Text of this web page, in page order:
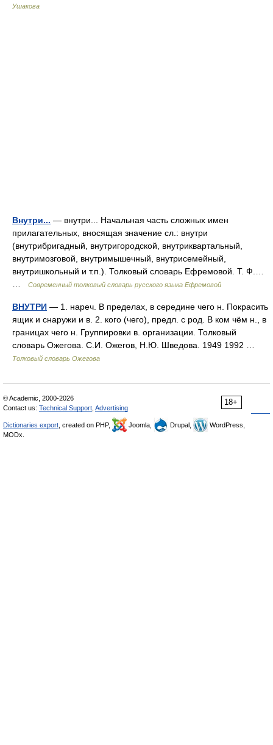
Ушакова
Внутри... — внутри... Начальная часть сложных имен
прилагательных, вносящая значение сл.: внутри
(внутрибригадный, внутригородской, внутриквартальный,
внутримозговой, внутримышечный, внутрисемейный,
внутришкольный и т.п.). Толковый словарь Ефремовой. Т. Ф.…
Современный толковый словарь русского языка Ефремовой
ВНУТРИ — 1. нареч. В пределах, в середине чего н. Покрасить
ящик и снаружи и в. 2. кого (чего), предл. с род. В ком чём н., в
границах чего н. Группировки в. организации. Толковый
словарь Ожегова. С.И. Ожегов, Н.Ю. Шведова. 1949 1992 …
Толковый словарь Ожегова
18+
© Academic, 2000-2026
Contact us: Technical Support Advertising
Dictionaries export , created on PHP, Joomla, Drupal,
WordPress,
MODx.